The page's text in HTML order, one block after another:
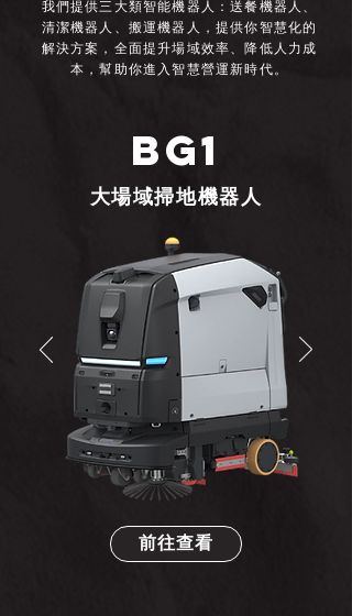
我們提供三大類智能機器人：送餐機器人、
清潔機器人、搬運機器人，提供你智慧化的
解決方案，全面提升場域效率、降低人力成
本，幫助你進入智慧營運新時代。
bg1
​大場域掃地機器人
前往查看